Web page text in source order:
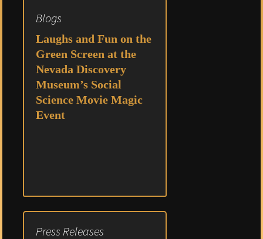
Blogs
Laughs and Fun on the
Green Screen at the
Nevada Discovery
Museum’s Social
Science Movie Magic
Event
Press Releases